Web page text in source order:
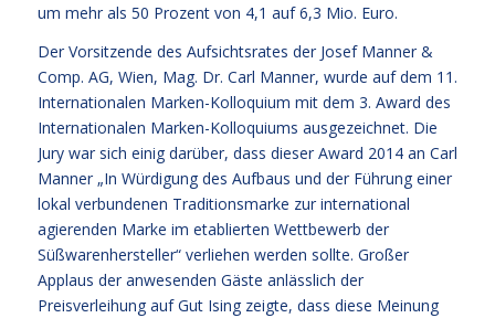
um mehr als 50 Prozent von 4,1 auf 6,3 Mio. Euro.
Der Vorsitzende des Aufsichtsrates der Josef Manner &
Comp. AG, Wien, Mag. Dr. Carl Manner, wurde auf dem 11.
Internationalen Marken-Kolloquium mit dem 3. Award des
Internationalen Marken-Kolloquiums ausgezeichnet. Die
Jury war sich einig darüber, dass dieser Award 2014 an Carl
Manner „In Würdigung des Aufbaus und der Führung einer
lokal verbundenen Traditionsmarke zur international
agierenden Marke im etablierten Wettbewerb der
Süßwarenhersteller“ verliehen werden sollte. Großer
Applaus der anwesenden Gäste anlässlich der
Preisverleihung auf Gut Ising zeigte, dass diese Meinung